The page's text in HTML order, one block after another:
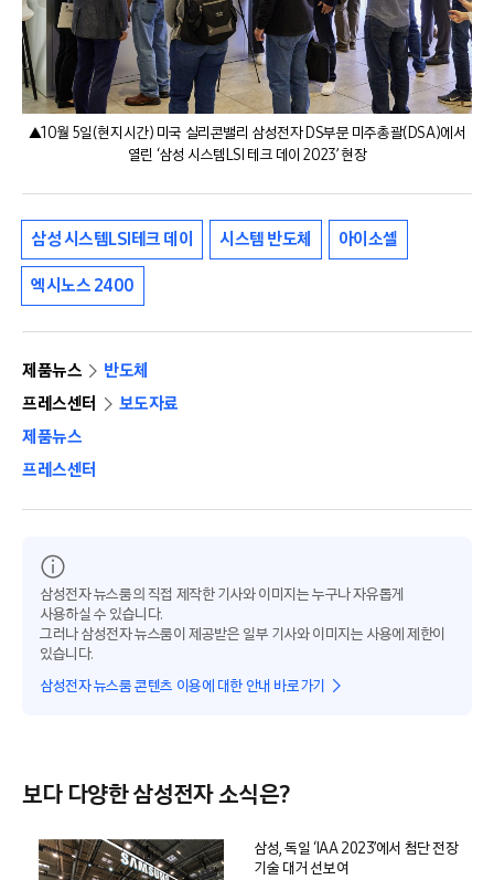
▲10월 5일(현지시간) 미국 실리콘밸리 삼성전자 DS부문 미주총괄(DSA)에서
열린 ‘삼성 시스템LSI 테크 데이 2023’ 현장
삼성 시스템LSI테크 데이 시스템 반도체 아이소셀
엑시노스 2400
제품뉴스
반도체
프레스센터
보도자료
제품뉴스
프레스센터
삼성전자 뉴스룸의 직접 제작한 기사와 이미지는 누구나 자유롭게
사용하실 수 있습니다.
그러나 삼성전자 뉴스룸이 제공받은 일부 기사와 이미지는 사용에 제한이
있습니다.
삼성전자 뉴스룸 콘텐츠 이용에 대한 안내 바로가기
보다 다양한 삼성전자 소식은?
삼성, 독일 ‘IAA 2023’에서 첨단 전장
기술 대거 선보여